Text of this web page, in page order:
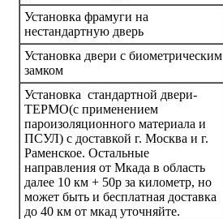
Установка фрамуги на
нестандартную дверь
Установка двери с биометрическим
замком
Установка стандартной двери-
ТЕРМО(с применением
пароизоляционного материала и
ПСУЛ) с доставкой г. Москва и г.
Раменское. Остальные
направления от Мкада в область
далее 10 км + 50р за километр, но
может быть и бесплатная доставка
до 40 км от мкад уточняйте.